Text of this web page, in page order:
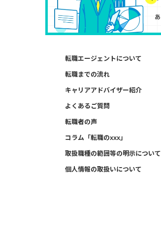
転職エージェントについて
転職までの流れ
キャリアアドバイザー紹介
よくあるご質問
転職者の声
コラム「転職のxxx」
取扱職種の範囲等の明示について
個人情報の取扱いについて